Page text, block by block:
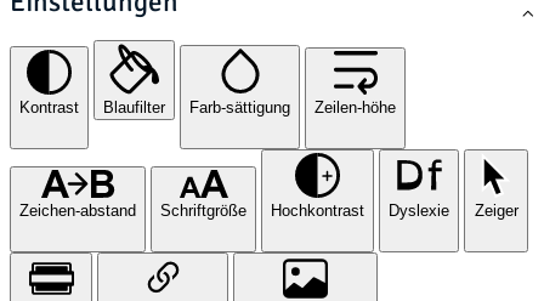
Kontrast Blaufilter Farb-sättigung Zeilen-höhe
Zeichen-abstand Schriftgröße Hochkontrast Dyslexie Zeiger